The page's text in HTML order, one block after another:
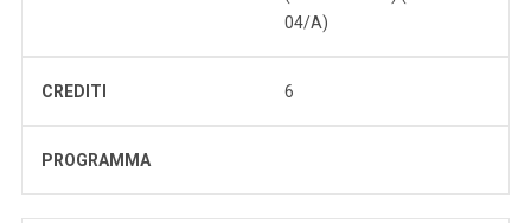
04/A)
CREDITI 6
PROGRAMMA